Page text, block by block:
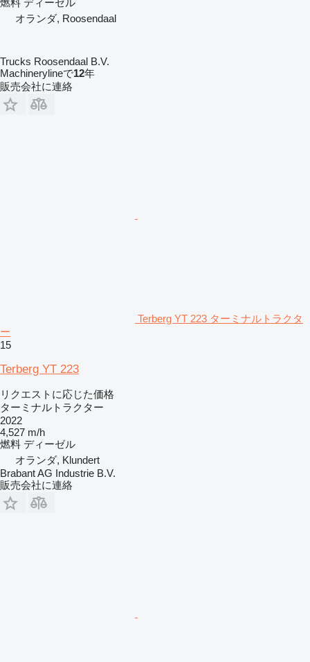
オランダ, Roosendaal
Trucks Roosendaal B.V.
Machinerylineで12年
販売会社に連絡
Terberg YT 223 ターミナルトラクタ
ー
15
Terberg YT 223
リクエストに応じた価格
ターミナルトラクター
2022
4,527 m/h
燃料 ディーゼル
オランダ, Klundert
Brabant AG Industrie B.V.
販売会社に連絡